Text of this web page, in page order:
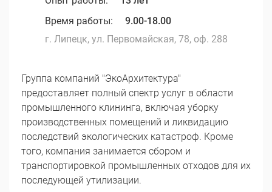
Время работы:
9.00-18.00
г. Липецк, ул. Первомайская, 78, оф. 288
Группа компаний "ЭкоАрхитектура"
предоставляет полный спектр услуг в области
промышленного клининга, включая уборку
производственных помещений и ликвидацию
последствий экологических катастроф. Кроме
того, компания занимается сбором и
транспортировкой промышленных отходов для их
последующей утилизации.